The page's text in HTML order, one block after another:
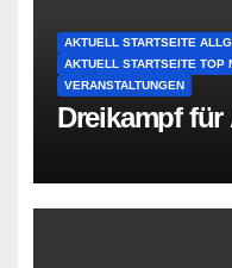
AKTUELL STARTSEITE
AKTUELL STARTSEITE TOP
VERANSTALTUNGEN
Dreikampf für